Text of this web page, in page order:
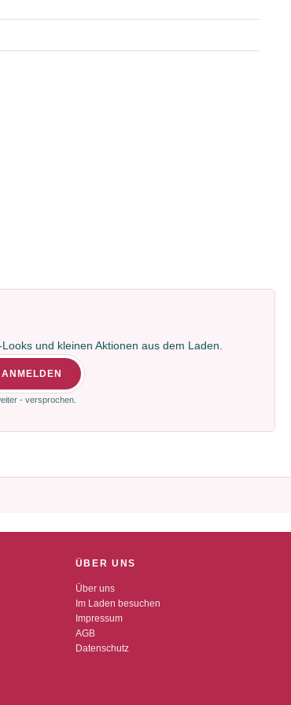
und kleinen Aktionen aus dem Laden.
ANMELDEN
- versprochen.
ÜBER UNS
Über uns
Im Laden besuchen
Impressum
AGB
Datenschutz